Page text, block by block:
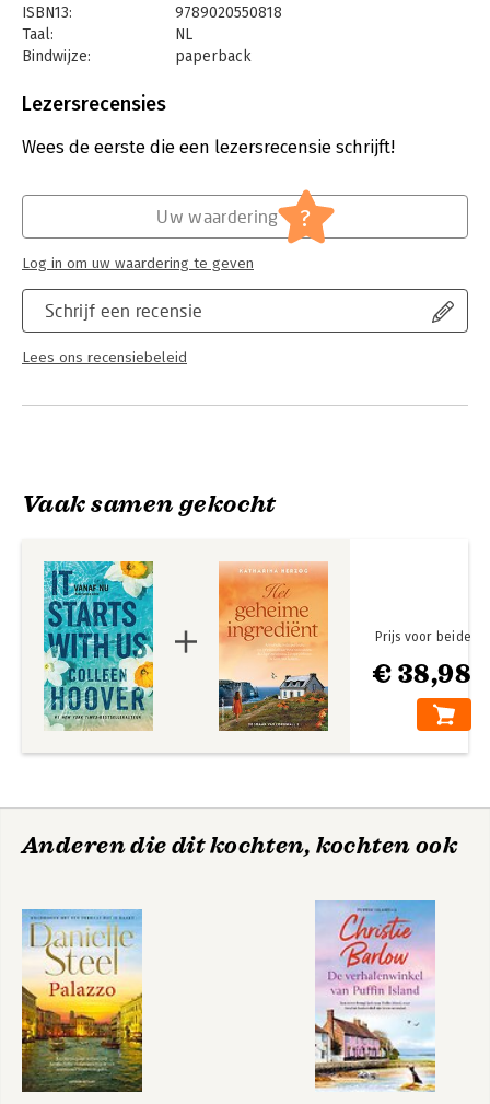
littekens, maar hij is Lily nooit vergeten. Lily is blij dat de tijd
voor één keer in haar voordeel werkt. Als Atlas haar op een
date vraagt, zegt ze meteen ja. Maar hoewel ze gescheiden zijn,
Atlas niet graag met zijn ex-vrouw en dochtertje…
ISBN13:
9789020550818
Taal:
NL
Bindwijze:
paperback
Uitgever:
Verschijningsdatum:
18-10-2022
Literatuur en romans
Lezersrecensies
Wees de eerste die een lezersrecensie schrijft!
Schrijf een recensie
Lees ons recensiebeleid
Uw waardering ?
Log in om uw waardering te geven
Vaak samen gekocht
€ 38,98
Prijs voor beide
Anderen die dit kochten, kochten ook